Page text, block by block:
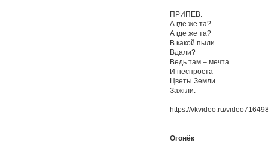
ПРИПЕВ:
А где же та?
А где же та?
В какой пыли
Вдали?
Ведь там – мечта
И неспроста
Цветы Земли
Зажгли.
https://vkvideo.ru/
Огонёк